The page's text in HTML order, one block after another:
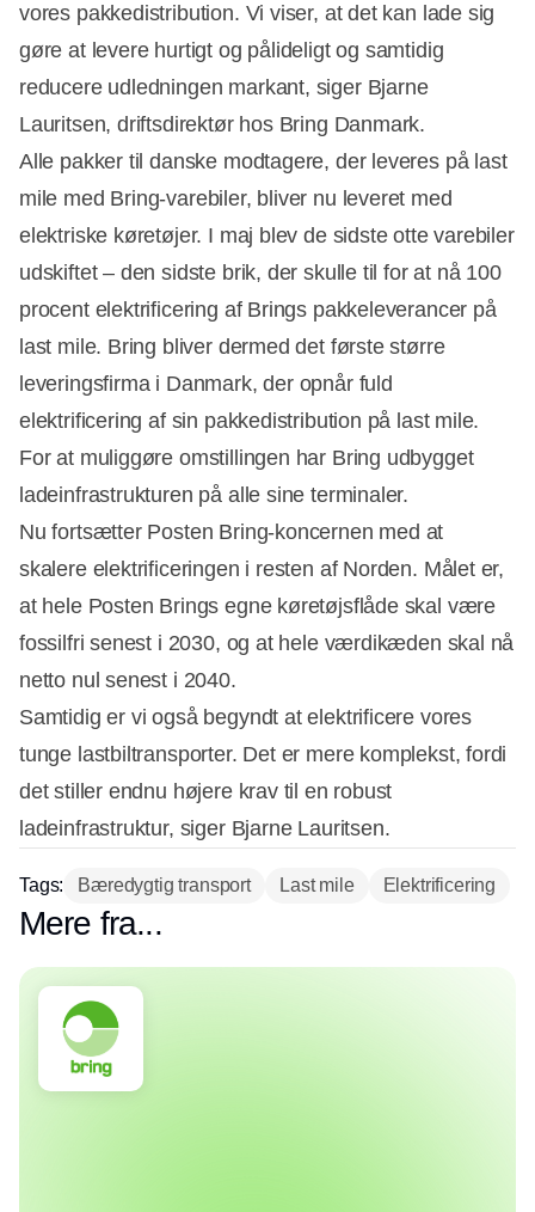
vores pakkedistribution. Vi viser, at det kan lade sig
gøre at levere hurtigt og pålideligt og samtidig
reducere udledningen markant, siger Bjarne
Lauritsen, driftsdirektør hos Bring Danmark.
Alle pakker til danske modtagere, der leveres på last
mile med Bring-varebiler, bliver nu leveret med
elektriske køretøjer. I maj blev de sidste otte varebiler
udskiftet – den sidste brik, der skulle til for at nå 100
procent elektrificering af Brings pakkeleverancer på
last mile. Bring bliver dermed det første større
leveringsfirma i Danmark, der opnår fuld
elektrificering af sin pakkedistribution på last mile.
For at muliggøre omstillingen har Bring udbygget
ladeinfrastrukturen på alle sine terminaler.
Nu fortsætter Posten Bring-koncernen med at
skalere elektrificeringen i resten af Norden. Målet er,
at hele Posten Brings egne køretøjsflåde skal være
fossilfri senest i 2030, og at hele værdikæden skal nå
netto nul senest i 2040.
Samtidig er vi også begyndt at elektrificere vores
tunge lastbiltransporter. Det er mere komplekst, fordi
det stiller endnu højere krav til en robust
ladeinfrastruktur, siger Bjarne Lauritsen.
Tags: Bæredygtig transport Last mile Elektrificering
Mere fra...